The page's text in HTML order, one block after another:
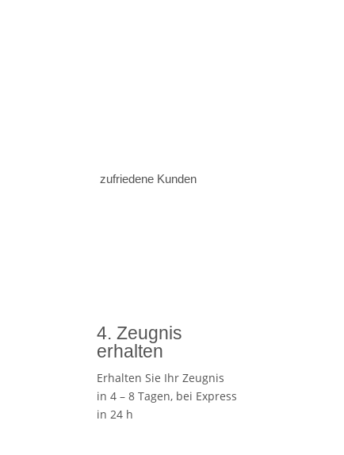
zufriedene Kunden
4. Zeugnis
erhalten
Erhalten Sie Ihr Zeugnis
in 4 – 8 Tagen, bei Express
in 24 h